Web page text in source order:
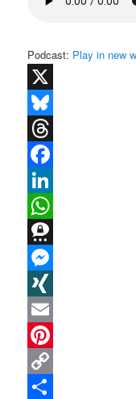
Podcast: Play in new
X
Bluesky
Threads
Facebook
LinkedIn
WhatsApp
Threema
Messenger
XING
Email
Pinterest
Copy